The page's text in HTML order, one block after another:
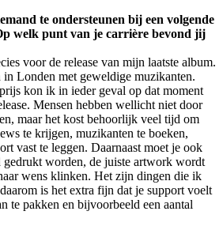
te ondersteunen bij een volgende
welk punt van je carrière bevond jij
voor de release van mijn laatste album.
in Londen met geweldige muzikanten.
kon ik in ieder geval op dat moment
Mensen hebben wellicht niet door
maar het kost behoorlijk veel tijd om
te krijgen, muzikanten te boeken,
vast te leggen. Daarnaast moet je ook
gedrukt worden, de juiste artwork wordt
wens klinken. Het zijn dingen die ik
is het extra fijn dat je support voelt
te pakken en bijvoorbeeld een aantal